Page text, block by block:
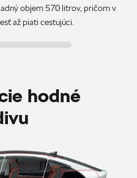
objem 570 litrov, pričom v
až piati cestujúci.
hodné